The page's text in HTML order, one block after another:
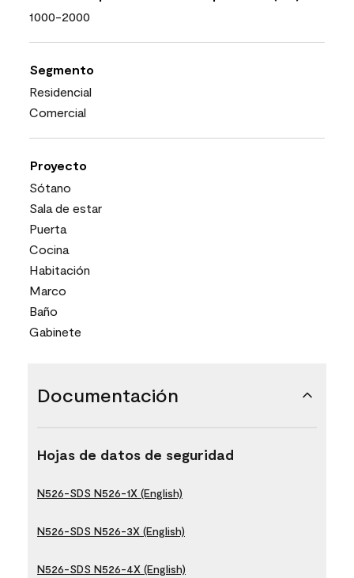
1000-2000
Segmento
Residencial
Comercial
Proyecto
Sótano
Sala de estar
Puerta
Cocina
Habitación
Marco
Baño
Gabinete
Documentación
Hojas de datos de seguridad
N526-SDS N526-1X (English)
N526-SDS N526-3X (English)
N526-SDS N526-4X (English)